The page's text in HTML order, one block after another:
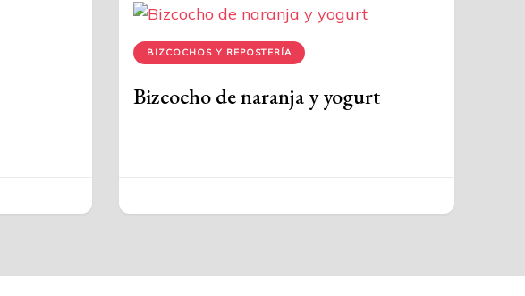
BIZCOCHOS Y REPOSTERÍA
Bizcocho de naranja y yogurt